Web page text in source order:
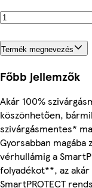
Termék megnevezés
Főbb jellemzők
Akár 100%
köszönhetően,
szivárgásmentes*
Gyorsabban
vérhullámig a
folyadékot**, az
SmartPROTECT